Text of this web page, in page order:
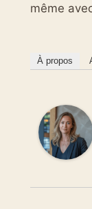
même
À propos